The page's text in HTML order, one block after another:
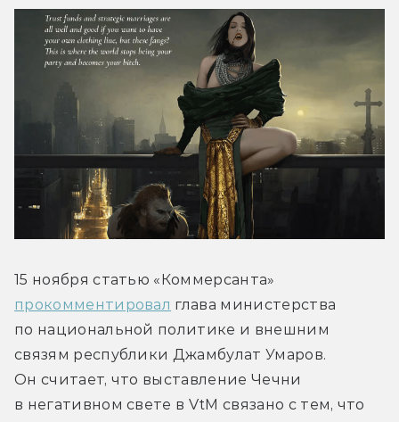
прокомментировал глава министерства
по национальной политике и внешним
связям республики Джамбулат Умаров.
Он считает, что выставление Чечни
в негативном свете в VtM связано с тем, что